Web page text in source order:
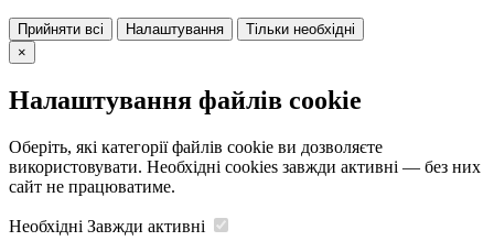
Прийняти всі Налаштування
Тільки необхідні
×
Налаштування файлів cookie
Оберіть, які категорії файлів cookie ви дозволяєте
використовувати. Необхідні cookies завжди активні — без них
сайт не працюватиме.
Необхідні Завжди активні